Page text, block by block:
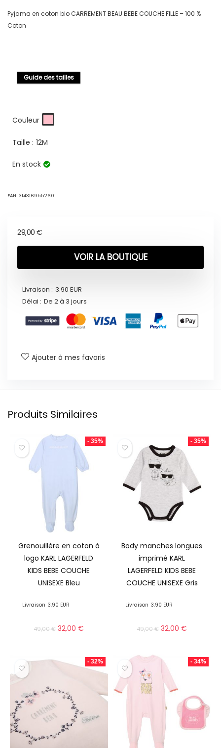
Pyjama en coton bio CARREMENT BEAU BEBE COUCHE FILLE – 100 %
Coton
Guide des tailles
Couleur
Taille : 12M
En stock
EAN: 3143169552601
29,00 €
VOIR LA BOUTIQUE
Livraison : 3.90 EUR
Délai : De 2 à 3 jours
Ajouter à mes favoris
Produits Similaires
- 35%
Grenouillère en coton à
logo KARL LAGERFELD
KIDS BEBE COUCHE
UNISEXE Bleu
Livraison 3.90 EUR
49,00€ 32,00€
- 35%
Body manches longues
imprimé KARL
LAGERFELD KIDS BEBE
COUCHE UNISEXE Gris
Livraison 3.90 EUR
49,00€ 32,00€
- 32% - 34%